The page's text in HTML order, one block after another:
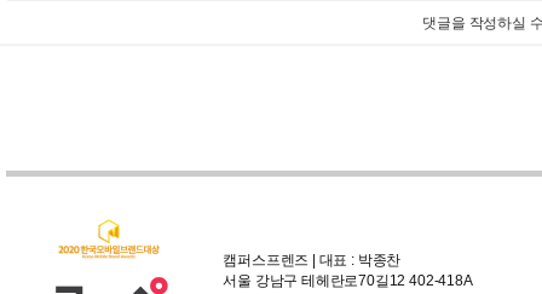
댓글을 작성하실
캠퍼스프렌즈 | 대표 : 박종찬
서울 강남구 테헤란로70길12 402-418A